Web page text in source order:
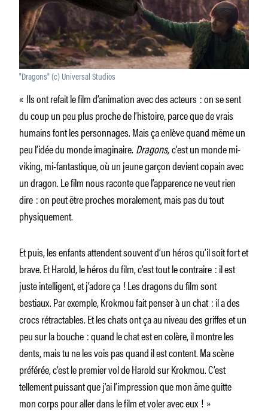
"Dragons" (c) Universal Studios
« Ils ont refait le film d’animation avec des acteurs : on se sent
du coup un peu plus proche de l’histoire, parce que de vrais
humains font les personnages. Mais ça enlève quand même un
peu l’idée du monde imaginaire. Dragons,c’est un monde mi-
viking, mi-fantastique, où un jeune garçon devient copain avec
un dragon. Le film nous raconte que l’apparence ne veut rien
dire : on peut être proches moralement, mais pas du tout
physiquement.
Et puis, les enfants attendent souvent d’un héros qu’il soit fort et
brave. Et Harold, le héros du film, c’est tout le contraire : il est
juste intelligent, et j’adore ça ! Les dragons du film sont
bestiaux. Par exemple, Krokmou fait penser à un chat : il a des
crocs rétractables. Et les chats ont ça au niveau des griffes et un
peu sur la bouche : quand le chat est en colère, il montre les
dents, mais tu ne les vois pas quand il est content. Ma scène
préférée, c’est le premier vol de Harold sur Krokmou. C’est
tellement puissant que j’ai l’impression que mon âme quitte
mon corps pour aller dans le film et voler avec eux ! »